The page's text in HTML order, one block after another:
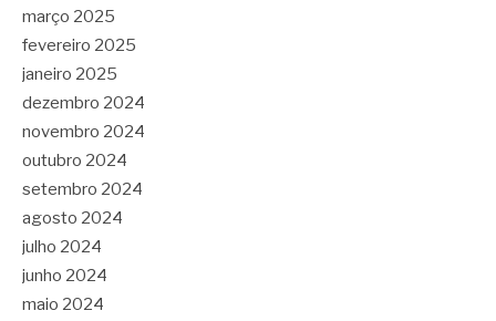
março 2025
fevereiro 2025
janeiro 2025
dezembro 2024
novembro 2024
outubro 2024
setembro 2024
agosto 2024
julho 2024
junho 2024
maio 2024